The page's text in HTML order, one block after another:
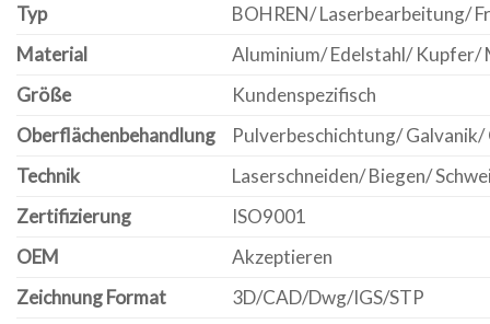
Typ
BOHREN/ Laserbearbeitung/
Material
Aluminium/ Edelstahl/ Kupfer/
Größe
Kundenspezifisch
Oberflächenbehandlung
Pulverbeschichtung/
Technik
Laserschneiden/ Biegen/
Zertifizierung
ISO9001
OEM
Akzeptieren
Zeichnung Format
3D/CAD/Dwg/IGS/STP